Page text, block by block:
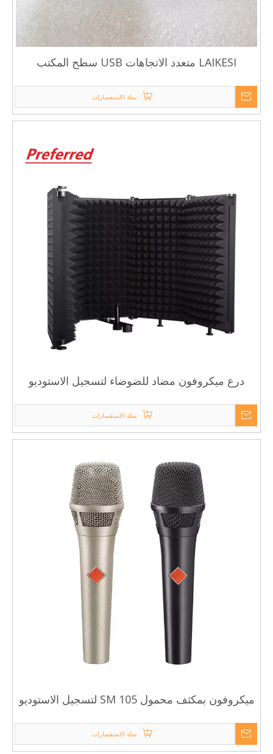
LAIKESI متعدد الاتجاهات USB سطح المكتب
الأعلىسلة الاستفسارات
درع ميكروفون مضاد للضوضاء لتسجيل الاستوديو
سلة الاستفسارات
ميكروفون بمكثف محمول SM 105 لتسجيل الاستوديو
سلة الاستفسارات